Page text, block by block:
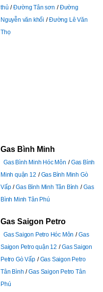
thủ
Đường Tân sơn
Đường
Nguyễn văn khối
Đường Lê Văn
Thọ
Gas Bình Minh
Gas Bình Minh Hóc Môn
Gas Bình
Minh quận 12
Gas Bình Minh Gò
Vấp
Gas Bình Minh Tân Bình
Gas
Bình Minh Tân Phú
Gas Saigon Petro
Gas Saigon Petro Hóc Môn
Gas
Saigon Petro quận 12
Gas Saigon
Petro Gò Vấp
Gas Saigon Petro
Tân Bình
Gas Saigon Petro Tân
Phú